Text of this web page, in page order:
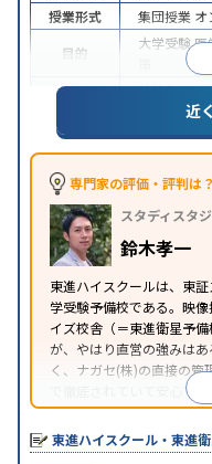
授業形式
集団授業 オ
目的
大学受験医
特待生・奨
PC・タブ
習のみの受
※2024年6月調査。大学受験
近
専門家の評価・評判は？
スタディスタ
鈴木孝一
東進ハイスクールは、東
学受験予備校である。映
イズ校舎（＝東進衛星予
が、やはり直営の強みは
く、ナガセ(株)の直接の
で徹底されていて安心で
東進衛星予備校は、運営
なる。体験授業では、授
校舎雰囲気、校舎での合
東進ハイスクール・東進